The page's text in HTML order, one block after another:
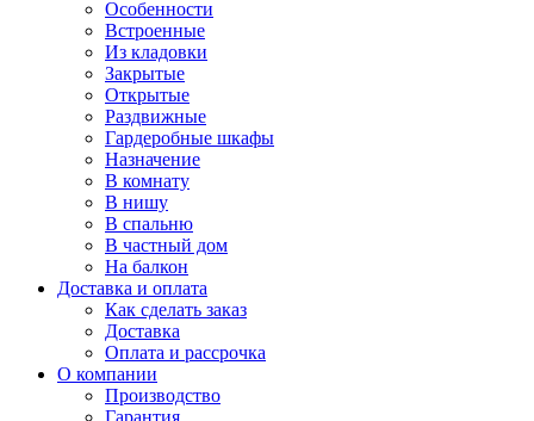
Особенности
Встроенные
Из кладовки
Закрытые
Открытые
Раздвижные
Гардеробные шкафы
Назначение
В комнату
В нишу
В спальню
В частный дом
На балкон
Доставка и оплата
Как сделать заказ
Доставка
Оплата и рассрочка
О компании
Производство
Гарантия